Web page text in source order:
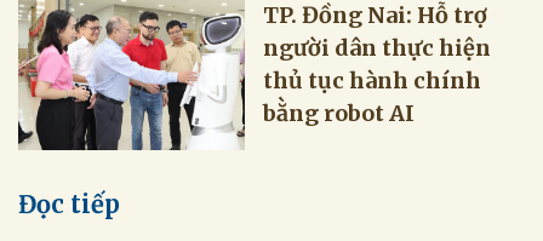
TP. Đồng Nai: Hỗ trợ
người dân thực hiện
thủ tục hành chính
bằng robot AI
Đọc tiếp